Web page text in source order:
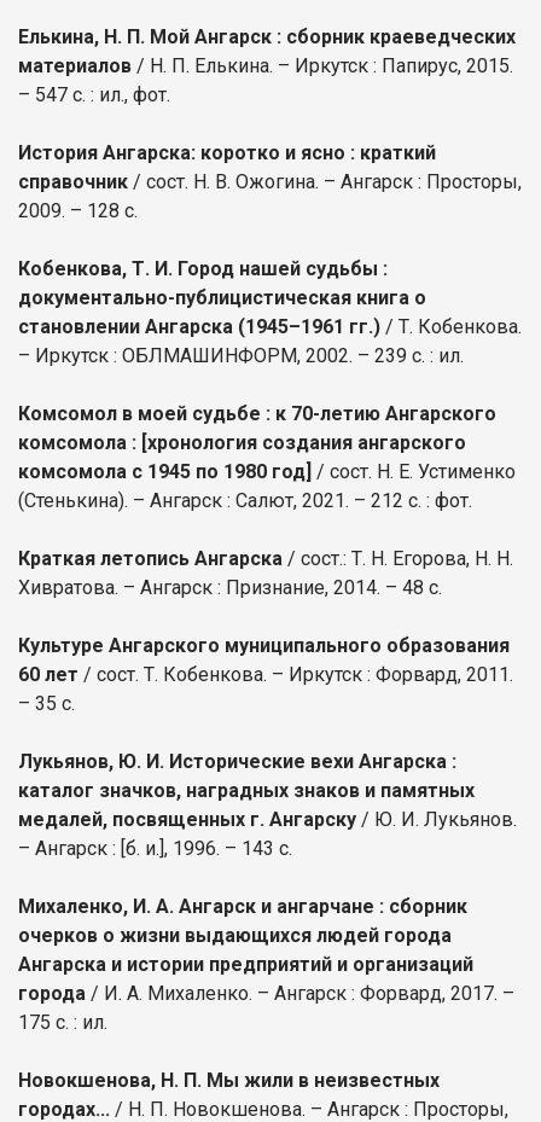
Елькина, Н. П. Мой Ангарск : сборник краеведческих
материалов / Н. П. Елькина. – Иркутск : Папирус, 2015.
– 547 с. : ил., фот.
История Ангарска: коротко и ясно : краткий
справочник / сост. Н. В. Ожогина. – Ангарск : Просторы,
2009. – 128 с.
Кобенкова, Т. И. Город нашей судьбы :
документально-публицистическая книга о
становлении Ангарска (1945–1961 гг.) / Т. Кобенкова.
– Иркутск : ОБЛМАШИНФОРМ, 2002. – 239 с. : ил.
Комсомол в моей судьбе : к 70-летию Ангарского
комсомола : [хронология создания ангарского
комсомола с 1945 по 1980 год] / сост. Н. Е. Устименко
(Стенькина). – Ангарск : Салют, 2021. – 212 с. : фот.
Краткая летопись Ангарска / сост.: Т. Н. Егорова, Н. Н.
Хивратова. – Ангарск : Признание, 2014. – 48 с.
Культуре Ангарского муниципального образования
60 лет / сост. Т. Кобенкова. – Иркутск : Форвард, 2011.
– 35 с.
Лукьянов, Ю. И. Исторические вехи Ангарска :
каталог значков, наградных знаков и памятных
медалей, посвященных г. Ангарску / Ю. И. Лукьянов.
– Ангарск : [б. и.], 1996. – 143 с.
Михаленко, И. А. Ангарск и ангарчане : сборник
очерков о жизни выдающихся людей города
Ангарска и истории предприятий и организаций
города / И. А. Михаленко. – Ангарск : Форвард, 2017. –
175 с. : ил.
Новокшенова, Н. П. Мы жили в неизвестных
городах... / Н. П. Новокшенова. – Ангарск : Просторы,